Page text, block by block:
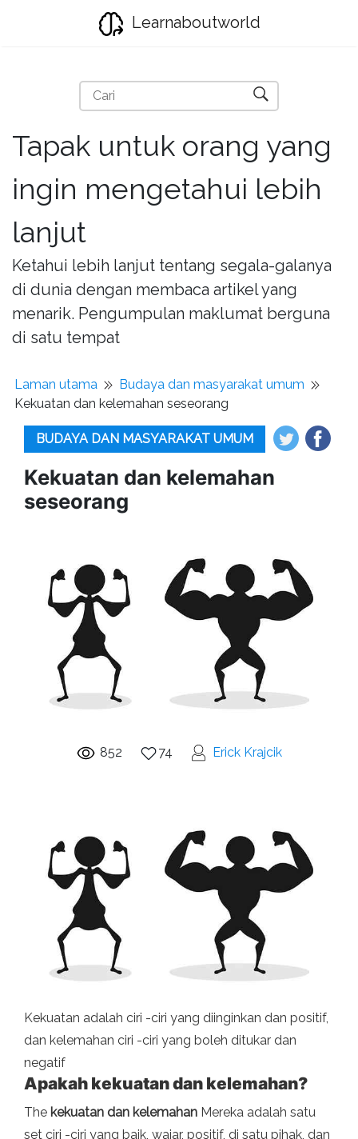
Learnaboutworld
Tapak untuk orang yang
ingin mengetahui lebih
lanjut
Ketahui lebih lanjut tentang segala-galanya
di dunia dengan membaca artikel yang
menarik. Pengumpulan maklumat berguna
di satu tempat
Laman utama
Budaya dan masyarakat umum
Kekuatan dan kelemahan seseorang
BUDAYA DAN MASYARAKAT UMUM
Kekuatan dan kelemahan
seseorang
852 74 Erick Krajcik
Kekuatan adalah ciri -ciri yang diinginkan dan positif,
dan kelemahan ciri -ciri yang boleh ditukar dan
negatif
Apakah kekuatan dan kelemahan?
The kekuatan dan kelemahan Mereka adalah satu
set ciri -ciri yang baik, wajar, positif, di satu pihak, dan